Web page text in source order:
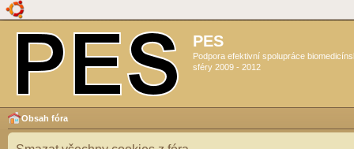
PES
Podpora efektivní spolupráce
sféry 2009 - 2012
Obsah fóra